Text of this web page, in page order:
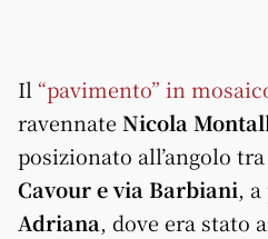
Il “pavimento” in
ravennate Nicola
posizionato all’angolo
Cavour e via Barbiani,
Adriana, dove era stato